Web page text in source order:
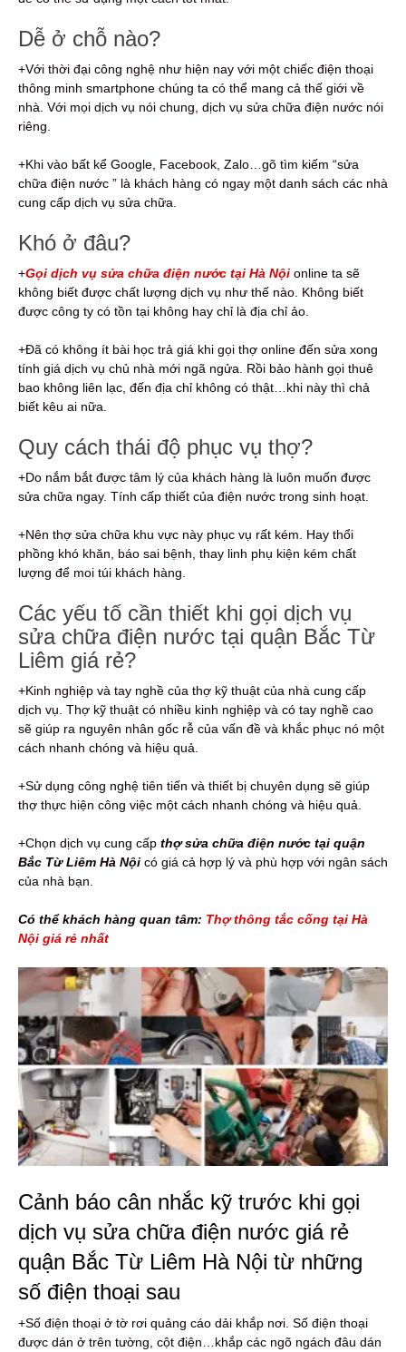
Dễ ở chỗ nào?
+Với thời đại công nghệ như hiện nay với một chiếc điện thoại
thông minh smartphone chúng ta có thể mang cả thế giới về
nhà. Với mọi dịch vụ nói chung, dịch vụ sửa chữa điện nước nói
riêng.
+Khi vào bất kể Google, Facebook, Zalo…gõ tìm kiếm “sửa
chữa điện nước ” là khách hàng có ngay một danh sách các nhà
cung cấp dịch vụ sửa chữa.
Khó ở đâu?
+Gọi dịch vụ sửa chữa điện nước tại Hà Nội online ta sẽ
không biết được chất lượng dịch vụ như thế nào. Không biết
được công ty có tồn tại không hay chỉ là địa chỉ ảo.
+Đã có không ít bài học trả giá khi gọi thợ online đến sửa xong
tính giá dịch vụ chủ nhà mới ngã ngửa. Rồi bảo hành gọi thuê
bao không liên lạc, đến địa chỉ không có thật…khi này thì chả
biết kêu ai nữa.
Quy cách thái độ phục vụ thợ?
+Do nắm bắt được tâm lý của khách hàng là luôn muốn được
sửa chữa ngay. Tính cấp thiết của điện nước trong sinh hoạt.
+Nên thợ sửa chữa khu vực này phục vụ rất kém. Hay thổi
phồng khó khăn, báo sai bệnh, thay linh phụ kiện kém chất
lượng để moi túi khách hàng.
Các yếu tố cần thiết khi gọi dịch vụ
sửa chữa điện nước tại quận Bắc Từ
Liêm giá rẻ?
+Kinh nghiệp và tay nghề của thợ kỹ thuật của nhà cung cấp
dịch vụ. Thợ kỹ thuật có nhiều kinh nghiệp và có tay nghề cao
sẽ giúp ra nguyên nhân gốc rễ của vấn đề và khắc phục nó một
cách nhanh chóng và hiệu quả.
+Sử dụng công nghệ tiên tiến và thiết bị chuyên dụng sẽ giúp
thợ thực hiện công việc một cách nhanh chóng và hiệu quả.
+Chọn dịch vụ cung cấp thợ sửa chữa điện nước tại quận
Bắc Từ Liêm Hà Nội có giá cả hợp lý và phù hợp với ngân sách
của nhà bạn.
Có thể khách hàng quan tâm: Thợ thông tắc cống tại Hà
Nội giá rẻ nhất
Cảnh báo cân nhắc kỹ trước khi gọi
dịch vụ sửa chữa điện nước giá rẻ
quận Bắc Từ Liêm Hà Nội từ những
số điện thoại sau
+Số điện thoại ở tờ rơi quảng cáo dải khắp nơi. Số điện thoại
được dán ở trên tường, cột điện…khắp các ngõ ngách đâu dán